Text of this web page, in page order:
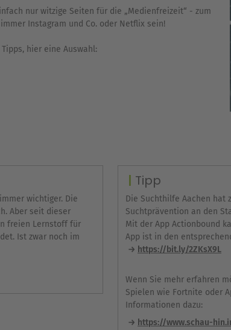
nur witzige Seiten für die „Medienfreizeit“ - zum
Instagram und Co. oder Netflix sein!
hier eine Auswahl:
wichtiger. Die
Aber seit dieser
freien Lernstoff für
Ist zwar noch im
Tipp
Die Suchthilfe Aachen hat
Suchtprävention an den
Mit der App Actionbound
App ist in den
https://bit.ly/2ZKsX9L
Wenn Sie mehr erfahren
Spielen wie Fortnite oder
Informationen dazu:
https://www.schau-